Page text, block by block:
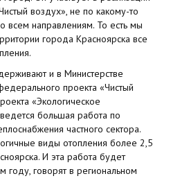
воздух», не по какому-то
всем направлениям. То есть мы
города Красноярска все
и в Министерстве
проекта «Чистый
«Экологическое
большая работа по
частного сектора.
виды отопления более 2,5
И эта работа будет
говорят в региональном